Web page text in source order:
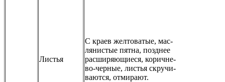
Листья
С краев желтоватые, мас-
лянистые пятна, позднее
расширяющиеся, коричне-
во-черные, листья скручи-
ваются, отмирают.